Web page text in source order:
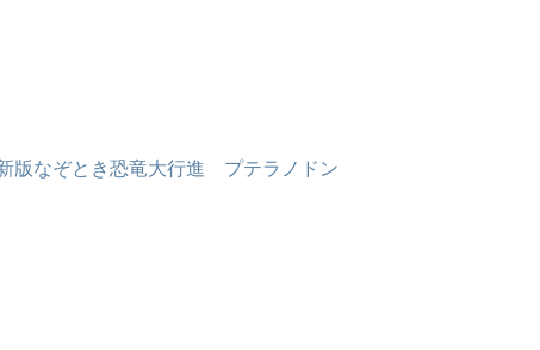
版なぞとき恐竜大行進 プテラノドン